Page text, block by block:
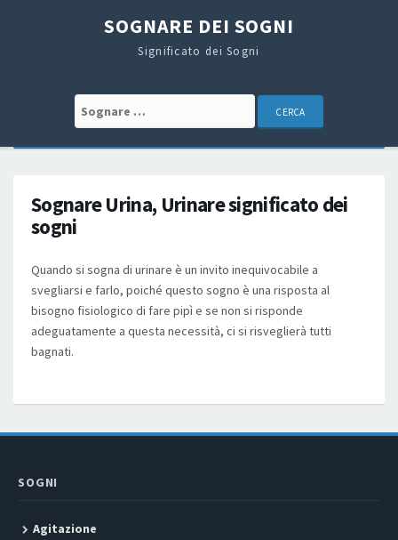
SOGNARE DEI SOGNI
Significato dei Sogni
Search for:
Sognare Urina, Urinare significato dei
sogni
Quando si sogna di urinare è un invito inequivocabile a
svegliarsi e farlo, poiché questo sogno è una risposta al
bisogno fisiologico di fare pipì e se non si risponde
adeguatamente a questa necessità, ci si risveglierà tutti
bagnati.
SOGNI
Agitazione